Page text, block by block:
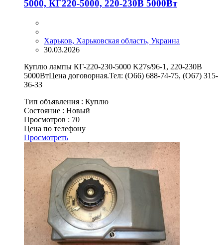
5000, КГ220-5000, 220-230В 5000Вт
Харьков, Харьковская область, Украина
30.03.2026
Куплю лампы КГ-220-230-5000 K27s/96-1, 220-230В
5000ВтЦена договорная.Тел: (О66) 688-74-75, (О67) З15-
З6-ЗЗ
Тип объявления : Куплю
Состояние : Новый
Просмотров : 70
Цена по телефону
Просмотреть